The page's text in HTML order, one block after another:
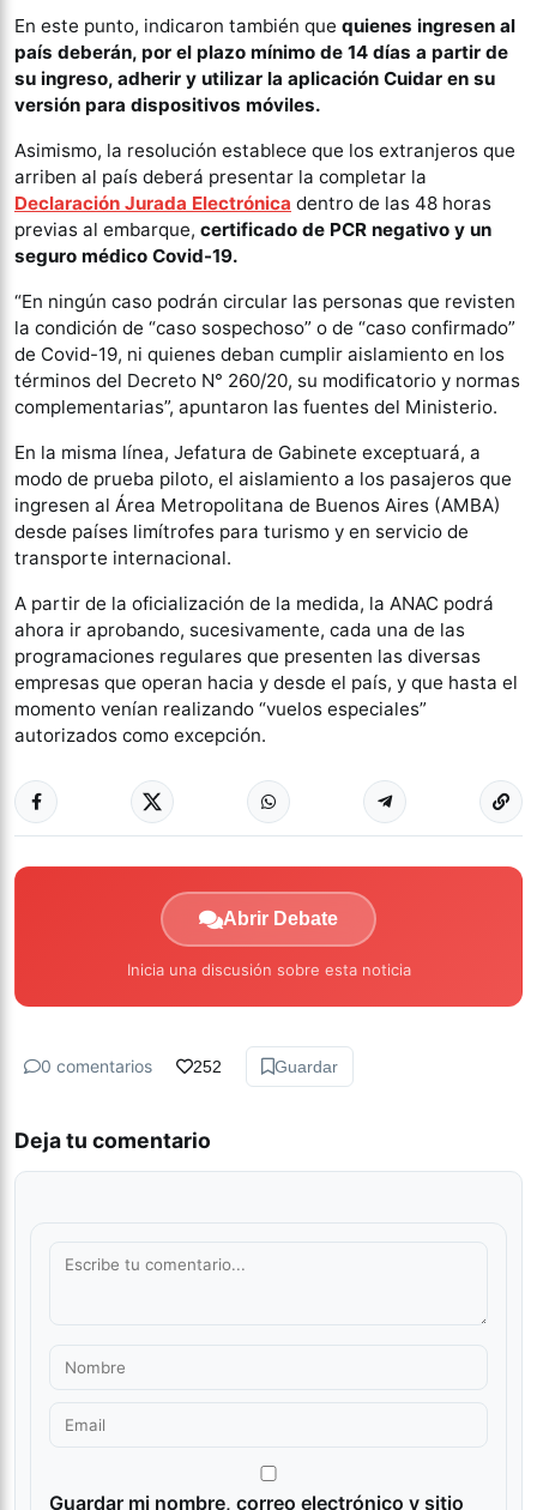
En este punto, indicaron también que quienes ingresen al
país deberán, por el plazo mínimo de 14 días a partir de
su ingreso, adherir y utilizar la aplicación Cuidar en su
versión para dispositivos móviles.
Asimismo, la resolución establece que los extranjeros que
arriben al país deberá presentar la completar la
Declaración Jurada Electrónica dentro de las 48 horas
previas al embarque, certificado de PCR negativo y un
seguro médico Covid-19.
“En ningún caso podrán circular las personas que revisten
la condición de “caso sospechoso” o de “caso confirmado”
de Covid-19, ni quienes deban cumplir aislamiento en los
términos del Decreto N° 260/20, su modificatorio y normas
complementarias”, apuntaron las fuentes del Ministerio.
En la misma línea, Jefatura de Gabinete exceptuará, a
modo de prueba piloto, el aislamiento a los pasajeros que
ingresen al Área Metropolitana de Buenos Aires (AMBA)
desde países limítrofes para turismo y en servicio de
transporte internacional.
A partir de la oficialización de la medida, la ANAC podrá
ahora ir aprobando, sucesivamente, cada una de las
programaciones regulares que presenten las diversas
empresas que operan hacia y desde el país, y que hasta el
momento venían realizando “vuelos especiales”
autorizados como excepción.
Abrir Debate
Inicia una discusión sobre esta noticia
0 comentarios 252 Guardar
Deja tu comentario
Guardar mi nombre, correo electrónico y sitio